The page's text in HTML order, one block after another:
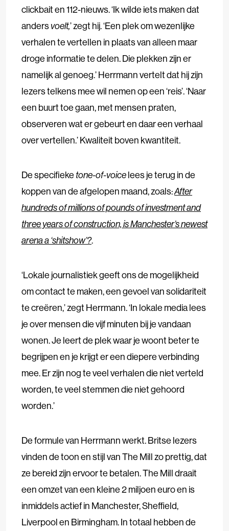
clickbait en 112-nieuws. ‘Ik wilde iets maken dat
andersvoelt,’ zegt hij. ‘Een plek om wezenlijke
verhalen te vertellen in plaats van alleen maar
droge informatie te delen. Die plekken zijn er
namelijk al genoeg.’ Herrmann vertelt dat hij zijn
lezers telkens mee wil nemen op een ‘reis’. ‘Naar
een buurt toe gaan, met mensen praten,
observeren wat er gebeurt en daar een verhaal
over vertellen.’ Kwaliteit boven kwantiteit.
De specifieke tone-of-voicelees je terug in de
koppen van de afgelopen maand, zoals:After
hundreds of millions of pounds of investment and
three years of construction, is Manchester’s newest
arena a ‘shitshow’?.
‘Lokale journalistiek geeft ons de mogelijkheid
om contact te maken, een gevoel van solidariteit
te creëren,’ zegt Herrmann. ‘In lokale media lees
je over mensen die vijf minuten bij je vandaan
wonen. Je leert de plek waar je woont beter te
begrijpen en je krijgt er een diepere verbinding
mee. Er zijn nog te veel verhalen die niet verteld
worden, te veel stemmen die niet gehoord
worden.’
De formule van Herrmann werkt. Britse lezers
vinden de toon en stijl van The Mill zo prettig, dat
ze bereid zijn ervoor te betalen. The Mill draait
een omzet van een kleine 2 miljoen euro en is
inmiddels actief in Manchester, Sheffield,
Liverpool en Birmingham. In totaal hebben de